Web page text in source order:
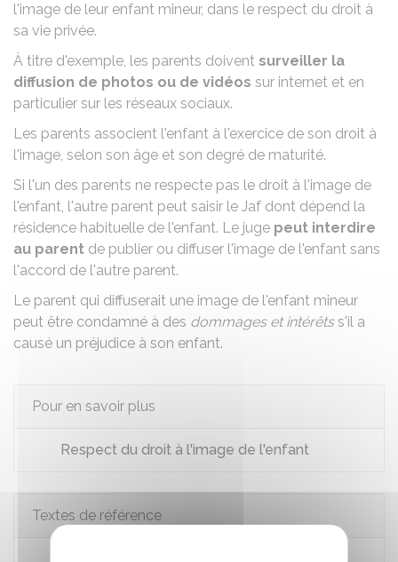
l'image de leur enfant mineur, dans le respect du droit à
sa vie privée.
À titre d'exemple, les parents doivent surveiller la
diffusion de photos ou de vidéos sur internet et en
particulier sur les réseaux sociaux.
Les parents associent l'enfant à l'exercice de son droit à
l'image, selon son âge et son degré de maturité.
Si l'un des parents ne respecte pas le droit à l'image de
l'enfant, l'autre parent peut saisir le Jaf dont dépend la
résidence habituelle de l'enfant. Le juge peut interdire
au parent de publier ou diffuser l'image de l'enfant sans
l'accord de l'autre parent.
Le parent qui diffuserait une image de l'enfant mineur
peut être condamné à des dommages et intérêtss'il a
causé un préjudice à son enfant.
Pour en savoir plus
Respect du droit à l'image de l'enfant
Textes de référence